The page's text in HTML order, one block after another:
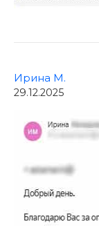
Ирина М.
29.12.2025